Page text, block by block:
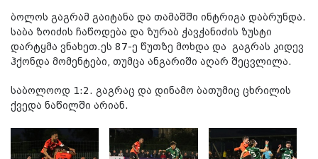
ბოლოს გაგრამ გაიტანა და თამაშში ინტრიგა დაბრუნდა.
საბა ზოიძის ჩაწოდება და ზურაბ ჭავჭანიძის ზუსტი
დარტყმა ვნახეთ.ეს 87-ე წუთზე მოხდა და გაგრას კიდევ
ჰქონდა მომენტები, თუმცა ანგარიში აღარ შეცვლილა.
საბოლოოდ 1:2. გაგრაც და დინამო ბათუმიც ცხრილის
ქვედა ნაწილში არიან.